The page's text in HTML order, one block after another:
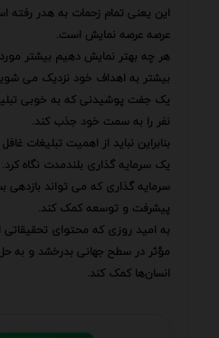
این یعنی تمام زحمات به هدر رفته
عرصه عرصه نمایش است.
هر چه بهتر نمایش دهیم بیشتر
بیشتر به اهداف خود نزدیک می
یک جفت پوشیدنی که به خوبی
نفر را به سمت خود جذب کند.
بنابراین نباید از اهمیت تبلیغات
یک سرمایه گذاری بلندمدت نگاه کرد.
سرمایه گذاری که می تواند بازدهی
پیشرفت و توسعه کمک کند.
به امید روزی که محتوای تحقیقاتی
مؤثر در سطح جهانی بدرخشد و به
انسان‌ها کمک کند.